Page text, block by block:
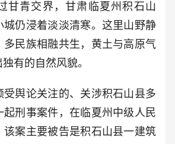
甘青交界，甘肃临夏州积石山
城仍浸着淡淡清寒。这里山野静
多民族相融共生，黄土与高原气
有的自然风貌。
受舆论关注的、关涉积石山县多
起刑事案件，在临夏州中级人民
该案主要被告是积石山县一建筑